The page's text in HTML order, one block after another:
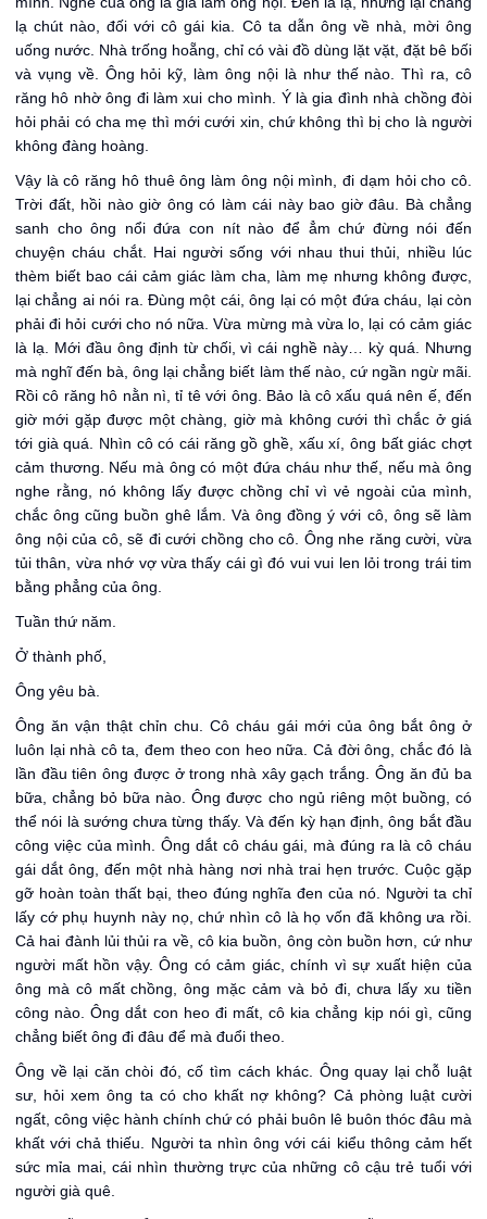
lạ chút nào, đối với cô gái kia. Cô ta dẫn ông về nhà, mời ông
uống nước. Nhà trống hoẵng, chỉ có vài đồ dùng lặt vặt, đặt bê bối
và vụng về. Ông hỏi kỹ, làm ông nội là như thế nào. Thì ra, cô
răng hô nhờ ông đi làm xui cho mình. Ý là gia đình nhà chồng đòi
hỏi phải có cha mẹ thì mới cưới xin, chứ không thì bị cho là người
không đàng hoàng.
Vậy là cô răng hô thuê ông làm ông nội mình, đi dạm hỏi cho cô.
Trời đất, hồi nào giờ ông có làm cái này bao giờ đâu. Bà chẳng
sanh cho ông nổi đứa con nít nào để ẳm chứ đừng nói đến
chuyện cháu chắt. Hai người sống với nhau thui thủi, nhiều lúc
thèm biết bao cái cảm giác làm cha, làm mẹ nhưng không được,
lại chẳng ai nói ra. Đùng một cái, ông lại có một đứa cháu, lại còn
phải đi hỏi cưới cho nó nữa. Vừa mừng mà vừa lo, lại có cảm giác
là lạ. Mới đầu ông định từ chối, vì cái nghề này… kỳ quá. Nhưng
mà nghĩ đến bà, ông lại chẳng biết làm thế nào, cứ ngần ngừ mãi.
Rồi cô răng hô nằn nì, tỉ tê với ông. Bảo là cô xấu quá nên ế, đến
giờ mới gặp được một chàng, giờ mà không cưới thì chắc ở giá
tới già quá. Nhìn cô có cái răng gồ ghề, xấu xí, ông bất giác chợt
cảm thương. Nếu mà ông có một đứa cháu như thế, nếu mà ông
nghe rằng, nó không lấy được chồng chỉ vì vẻ ngoài của mình,
chắc ông cũng buồn ghê lắm. Và ông đồng ý với cô, ông sẽ làm
ông nội của cô, sẽ đi cưới chồng cho cô. Ông nhe răng cười, vừa
tủi thân, vừa nhớ vợ vừa thấy cái gì đó vui vui len lỏi trong trái tim
bằng phẳng của ông.
Tuần thứ năm.
Ở thành phố,
Ông yêu bà.
Ông ăn vận thật chỉn chu. Cô cháu gái mới của ông bắt ông ở
luôn lại nhà cô ta, đem theo con heo nữa. Cả đời ông, chắc đó là
lần đầu tiên ông được ở trong nhà xây gạch trắng. Ông ăn đủ ba
bữa, chẳng bỏ bữa nào. Ông được cho ngủ riêng một buồng, có
thể nói là sướng chưa từng thấy. Và đến kỳ hạn định, ông bắt đầu
công việc của mình. Ông dắt cô cháu gái, mà đúng ra là cô cháu
gái dắt ông, đến một nhà hàng nơi nhà trai hẹn trước. Cuộc gặp
gỡ hoàn toàn thất bại, theo đúng nghĩa đen của nó. Người ta chỉ
lấy cớ phụ huynh này nọ, chứ nhìn cô là họ vốn đã không ưa rồi.
Cả hai đành lủi thủi ra về, cô kia buồn, ông còn buồn hơn, cứ như
người mất hồn vậy. Ông có cảm giác, chính vì sự xuất hiện của
ông mà cô mất chồng, ông mặc cảm và bỏ đi, chưa lấy xu tiền
công nào. Ông dắt con heo đi mất, cô kia chẳng kịp nói gì, cũng
chẳng biết ông đi đâu để mà đuổi theo.
Ông về lại căn chòi đó, cố tìm cách khác. Ông quay lại chỗ luật
sư, hỏi xem ông ta có cho khất nợ không? Cả phòng luật cười
ngất, công việc hành chính chứ có phải buôn lê buôn thóc đâu mà
khất với chả thiếu. Người ta nhìn ông với cái kiểu thông cảm hết
sức mỉa mai, cái nhìn thường trực của những cô cậu trẻ tuổi với
người già quê.